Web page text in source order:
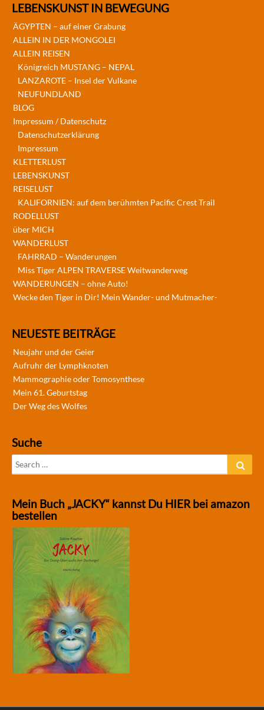
LEBENSKUNST IN BEWEGUNG
ÄGYPTEN – auf einer Grabung
ALLEIN IN DER MONGOLEI
ALLEIN REISEN
Königreich MUSTANG – NEPAL
LANZAROTE – Insel der Vulkane
NEUFUNDLAND
BLOG
Impressum / Datenschutz
Datenschutzerklärung
Impressum
KLETTERLUST
LEBENSKUNST
REISELUST
KALIFORNIEN: auf dem berühmten Pacific Crest Trail
RODELLUST
über MICH
WANDERLUST
FAHRRAD – Wanderungen
Miss Tiger ALPEN TRAVERSE Weitwanderweg
WANDERUNGEN – ohne Auto!
Wecke den Tiger in Dir! Mein Wander- und Mutmacher-
NEUESTE BEITRÄGE
Neujahr und der Geier
Aufruhr der Lymphknoten
Mammographie oder Tomosynthese
Mein 61. Geburtstag
Der Weg des Wolfes
Suche
Search
for:
Mein Buch „JACKY“ kannst Du HIER bei amazon
bestellen